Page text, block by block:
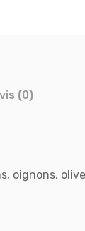
(0)
oignons,